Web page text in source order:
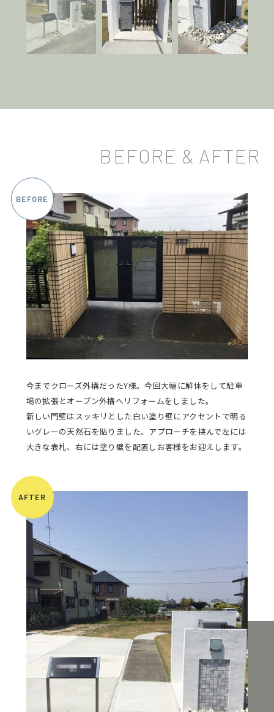
BEFORE & AFTER
今までクローズ外構だったY様。今回大幅に解体をして駐車
場の拡張とオープン外構へリフォームをしました。
新しい門壁はスッキリとした白い塗り壁にアクセントで明る
いグレーの天然石を貼りました。アプローチを挟んで左には
大きな表札、右には塗り壁を配置しお客様をお迎えします。